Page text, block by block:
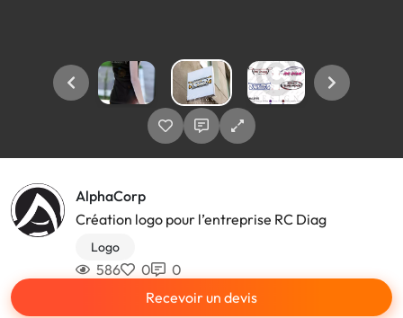
AlphaCorp
Création logo pour l’entreprise RC Diag
Logo
586 0
0
Recevoir un devis